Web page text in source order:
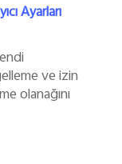
Ayarları
ve izin
olanağını